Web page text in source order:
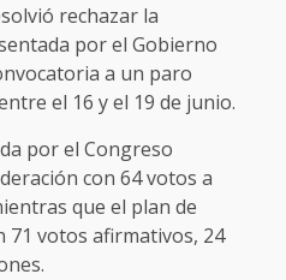
rechazar la
por el Gobierno
a un paro
el 16 y el 19 de junio.
por el Congreso
con 64 votos a
que el plan de
71 votos afirmativos, 24